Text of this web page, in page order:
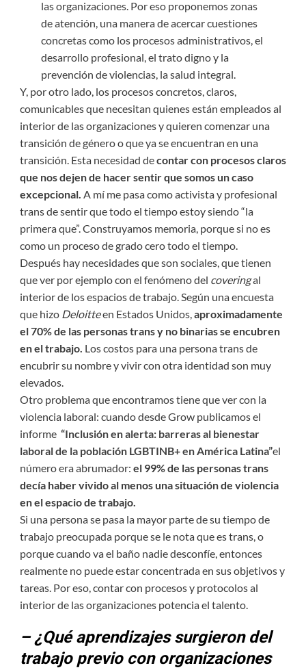
las organizaciones. Por eso proponemos zonas
de atención, una manera de acercar cuestiones
concretas como los procesos administrativos, el
desarrollo profesional, el trato digno y la
prevención de violencias, la salud integral.
Y, por otro lado, los procesos concretos, claros,
comunicables que necesitan quienes están empleados al
interior de las organizaciones y quieren comenzar una
transición de género o que ya se encuentran en una
transición. Esta necesidad decontar con procesos claros
que nos dejen de hacer sentir que somos un caso
excepcional. A mí me pasa como activista y profesional
trans de sentir que todo el tiempo estoy siendo “la
primera que”. Construyamos memoria, porque si no es
como un proceso de grado cero todo el tiempo.
Después hay necesidades que son sociales, que tienen
que ver por ejemplo con el fenómeno del coveringal
interior de los espacios de trabajo. Según una encuesta
que hizo Deloitteen Estados Unidos,aproximadamente
el 70% de las personas trans y no binarias se encubren
en el trabajo. Los costos para una persona trans de
encubrir su nombre y vivir con otra identidad son muy
elevados.
Otro problema que encontramos tiene que ver con la
violencia laboral: cuando desde Grow publicamos el
informe “Inclusión en alerta: barreras al bienestar
laboral de la población LGBTINB+ en América Latina”el
número era abrumador: el 99% de las personas trans
decía haber vivido al menos una situación de violencia
en el espacio de trabajo.
Si una persona se pasa la mayor parte de su tiempo de
trabajo preocupada porque se le nota que es trans, o
porque cuando va el baño nadie desconfíe, entonces
realmente no puede estar concentrada en sus objetivos y
tareas. Por eso, contar con procesos y protocolos al
interior de las organizaciones potencia el talento.
– ¿Qué aprendizajes surgieron del
trabajo previo con organizaciones